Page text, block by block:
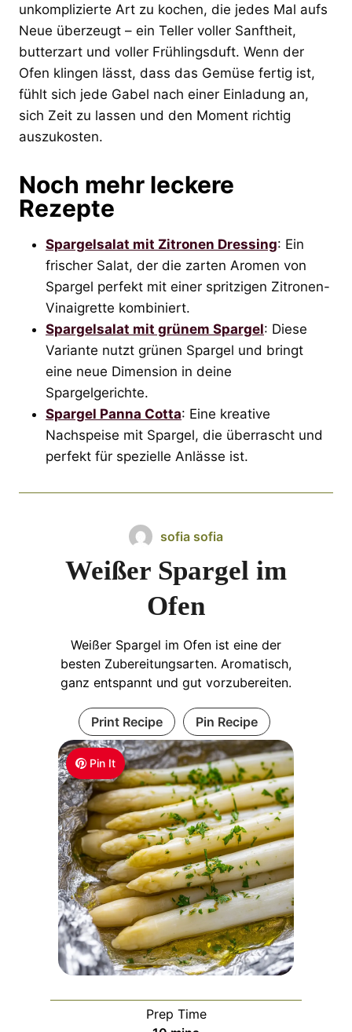
unkomplizierte Art zu kochen, die jedes Mal aufs
Neue überzeugt – ein Teller voller Sanftheit,
butterzart und voller Frühlingsduft. Wenn der
Ofen klingen lässt, dass das Gemüse fertig ist,
fühlt sich jede Gabel nach einer Einladung an,
sich Zeit zu lassen und den Moment richtig
auszukosten.
Noch mehr leckere
Rezepte
Spargelsalat mit Zitronen Dressing: Ein
frischer Salat, der die zarten Aromen von
Spargel perfekt mit einer spritzigen Zitronen-
Vinaigrette kombiniert.
Spargelsalat mit grünem Spargel: Diese
Variante nutzt grünen Spargel und bringt
eine neue Dimension in deine
Spargelgerichte.
Spargel Panna Cotta: Eine kreative
Nachspeise mit Spargel, die überrascht und
perfekt für spezielle Anlässe ist.
Pin It
sofia sofia
Weißer Spargel im
Ofen
Weißer Spargel im Ofen ist eine der
besten Zubereitungsarten. Aromatisch,
ganz entspannt und gut vorzubereiten.
Print Recipe Pin Recipe
Prep Time